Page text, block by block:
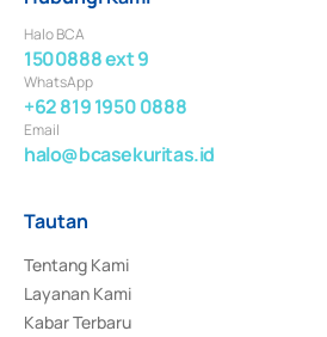
Halo BCA
1500888 ext 9
WhatsApp
+62 819 1950 0888
Email
halo@bcasekuritas.id
Tautan
Tentang Kami
Layanan Kami
Kabar Terbaru